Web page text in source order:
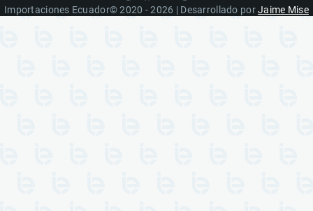
Importaciones Ecuador© 2020 - 2026 | Desarrollado porJaime Mise